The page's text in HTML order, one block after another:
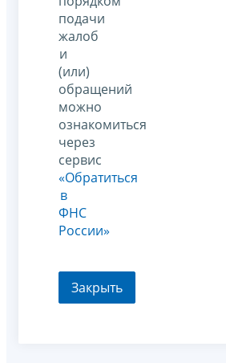
подачи
жалоб
и
(или)
обращений
можно
ознакомиться
через
сервис
«Обратиться
в
ФНС
России»
Закрыть